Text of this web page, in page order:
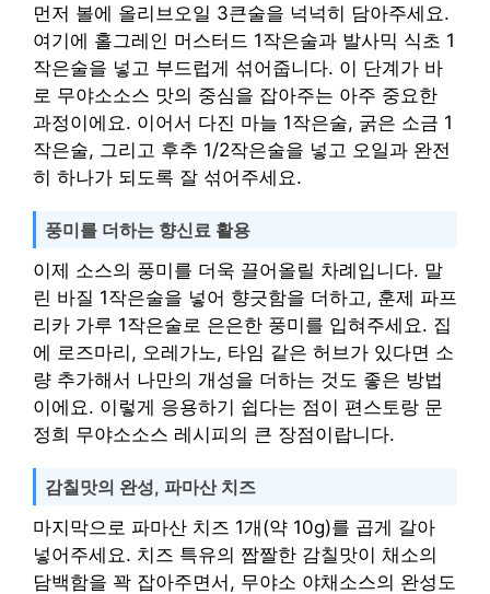
먼저 볼에 올리브오일 3큰술을 넉넉히 담아주세요.
여기에 홀그레인 머스터드 1작은술과 발사믹 식초 1
작은술을 넣고 부드럽게 섞어줍니다. 이 단계가 바
로 무야소소스 맛의 중심을 잡아주는 아주 중요한
과정이에요. 이어서 다진 마늘 1작은술, 굵은 소금 1
작은술, 그리고 후추 1/2작은술을 넣고 오일과 완전
히 하나가 되도록 잘 섞어주세요.
풍미를 더하는 향신료 활용
이제 소스의 풍미를 더욱 끌어올릴 차례입니다. 말
린 바질 1작은술을 넣어 향긋함을 더하고, 훈제 파프
리카 가루 1작은술로 은은한 풍미를 입혀주세요. 집
에 로즈마리, 오레가노, 타임 같은 허브가 있다면 소
량 추가해서 나만의 개성을 더하는 것도 좋은 방법
이에요. 이렇게 응용하기 쉽다는 점이 편스토랑 문
정희 무야소소스 레시피의 큰 장점이랍니다.
감칠맛의 완성, 파마산 치즈
마지막으로 파마산 치즈 1개(약 10g)를 곱게 갈아
넣어주세요. 치즈 특유의 짭짤한 감칠맛이 채소의
담백함을 꽉 잡아주면서, 무야소 야채소스의 완성도